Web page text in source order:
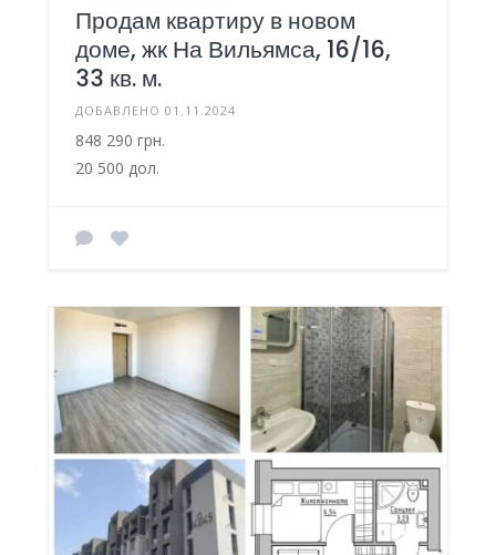
Продам квартиру в новом
доме, жк На Вильямса, 16/16,
33 кв. м.
ДОБАВЛЕНО 01.11.2024
848 290 грн.
20 500 дол.